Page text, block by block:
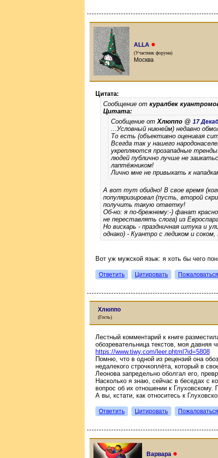
ALLA ●
(Участник форума)
Москва
Цитата:
Сообщение от куралбек
Цитата:
Сообщение от Хлюппо @ 17
...Условный никнейм) недавно
То есть (объективно оценивая
Всегда так у нашего
укрепляются прозападные
людей публично лучше не
лаптёжником!
Лично мне не привыкать к
А вот тут обидно! В свое время
популяризировал (пусть, второй
получить такую ответку!
Об-но: я по-брежнему:-) фанат
не переставлять слога) из
Но вискарь - праздничная штука и
однако) - Куантро с ледиком и
Вот уж мужской язык: я хоть бы чего
Ответить Цитировать Пожаловаться
Хлюппо
(Гость)
Лестный комментарий к книге
обозревательница текстов, моя давняя
https://www.tiwy.com/leer.phtml?id=5808
Помню, что в одной из рецензий она
недалекого строчкоплёта, который в
Леонова запредельно оболгал его,
Насколько я знаю, сейчас в беседах с
вопрос об их отношении к Глуховскому.
А вы, кстати, как относитесь к
Ответить Цитировать Пожаловаться
Варвара ●